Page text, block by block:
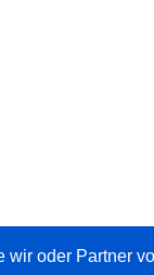
oder Partner